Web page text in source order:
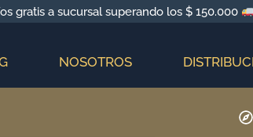
gratis a sucursal superando los $ 150.000
NOSOTROS